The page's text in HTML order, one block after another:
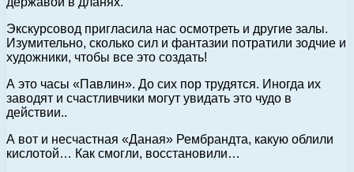
Экскурсовод пригласила нас осмотреть и другие залы.
Изумительно, сколько сил и фантазии потратили зодчие и
художники, чтобы все это создать!
А это часы «Павлин». До сих пор трудятся. Иногда их
заводят и счастливчики могут увидать это чудо в
действии..
А вот и несчастная «Даная» Рембрандта, какую облили
кислотой… Как смогли, восстановили…